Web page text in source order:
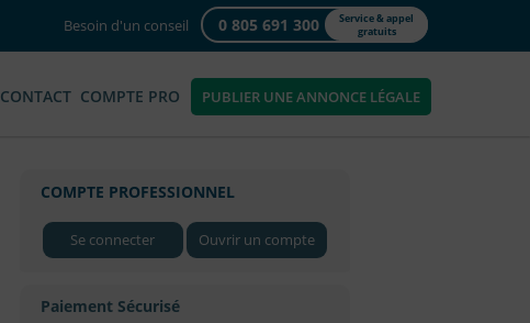
Besoin d'un conseil 0 805 691 300
Service & appel
gratuits
CONTACT COMPTE PRO PUBLIER UNE ANNONCE LÉGALE
COMPTE PROFESSIONNEL
Se connecter Ouvrir un compte
Paiement Sécurisé